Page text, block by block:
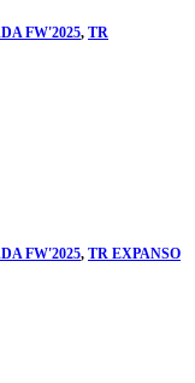
FW'2025, TR
FW'2025, TR EXPANSO